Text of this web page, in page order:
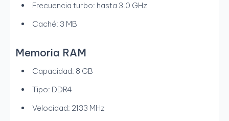
Frecuencia turbo: hasta 3.0 GHz
Caché: 3 MB
Memoria RAM
Capacidad: 8 GB
Tipo: DDR4
Velocidad: 2133 MHz